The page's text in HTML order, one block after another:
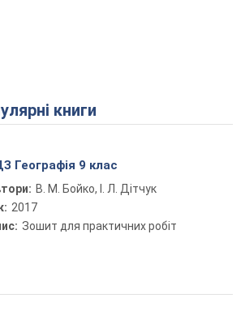
книги
Географія 9 клас
В. М. Бойко, І. Л. Дітчук
2017
Зошит для практичних робіт